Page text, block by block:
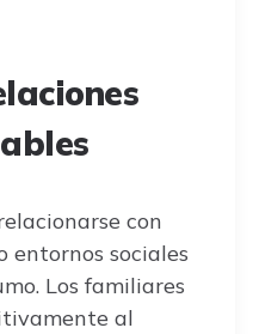
con
entornos sociales
Los familiares
al